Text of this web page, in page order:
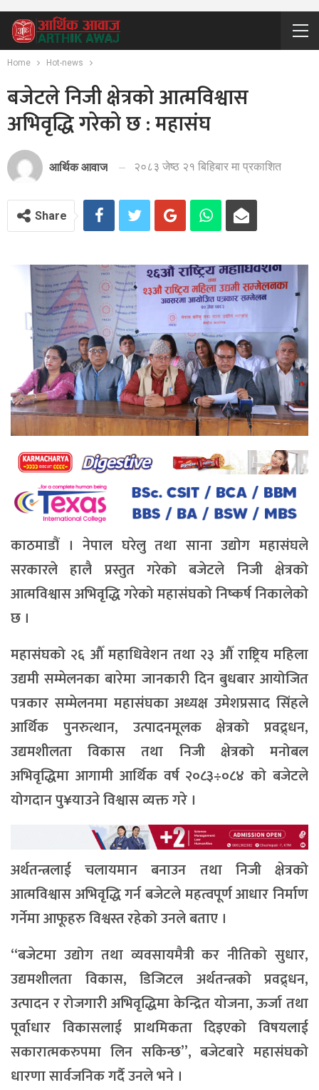
Home Hot-news
बजेटले निजी क्षेत्रको आत्मविश्वास
अभिवृद्धि गरेको छ : महासंघ
आर्थिक आवाज २०८३ जेष्ठ २१ बिहिबार मा प्रकाशित
Share
काठमाडौं । नेपाल घरेलु तथा साना उद्योग महासंघले
सरकारले हालै प्रस्तुत गरेको बजेटले निजी क्षेत्रको
आत्मविश्वास अभिवृद्धि गरेको महासंघको निष्कर्ष निकालेको
छ ।
महासंघको २६ औँ महाधिवेशन तथा २३ औँ राष्ट्रिय महिला
उद्यमी सम्मेलनका बारेमा जानकारी दिन बुधबार आयोजित
पत्रकार सम्मेलनमा महासंघका अध्यक्ष उमेशप्रसाद सिंहले
आर्थिक पुनरुत्थान, उत्पादनमूलक क्षेत्रको प्रवद्र्धन,
उद्यमशीलता विकास तथा निजी क्षेत्रको मनोबल
अभिवृद्धिमा आगामी आर्थिक वर्ष २०८३÷०८४ को बजेटले
योगदान पु¥याउने विश्वास व्यक्त गरे ।
अर्थतन्त्रलाई चलायमान बनाउन तथा निजी क्षेत्रको
आत्मविश्वास अभिवृद्धि गर्न बजेटले महत्वपूर्ण आधार निर्माण
गर्नेमा आफूहरु विश्वस्त रहेको उनले बताए ।
“बजेटमा उद्योग तथा व्यवसायमैत्री कर नीतिको सुधार,
उद्यमशीलता विकास, डिजिटल अर्थतन्त्रको प्रवद्र्धन,
उत्पादन र रोजगारी अभिवृद्धिमा केन्द्रित योजना, ऊर्जा तथा
पूर्वाधार विकासलाई प्राथमिकता दिइएको विषयलाई
सकारात्मकरुपमा लिन सकिन्छ”, बजेटबारे महासंघको
धारणा सार्वजनिक गर्दै उनले भने ।